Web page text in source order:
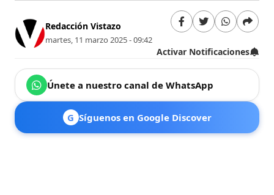
Redacción Vistazo
martes, 11 marzo 2025 - 09:42
Activar Notificaciones
Únete a nuestro canal de WhatsApp
G Síguenos en Google Discover